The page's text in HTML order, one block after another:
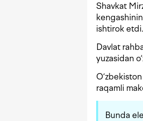
Shavkat
ishtirok
Davlat
yuzasidan
raqamli
Bunda